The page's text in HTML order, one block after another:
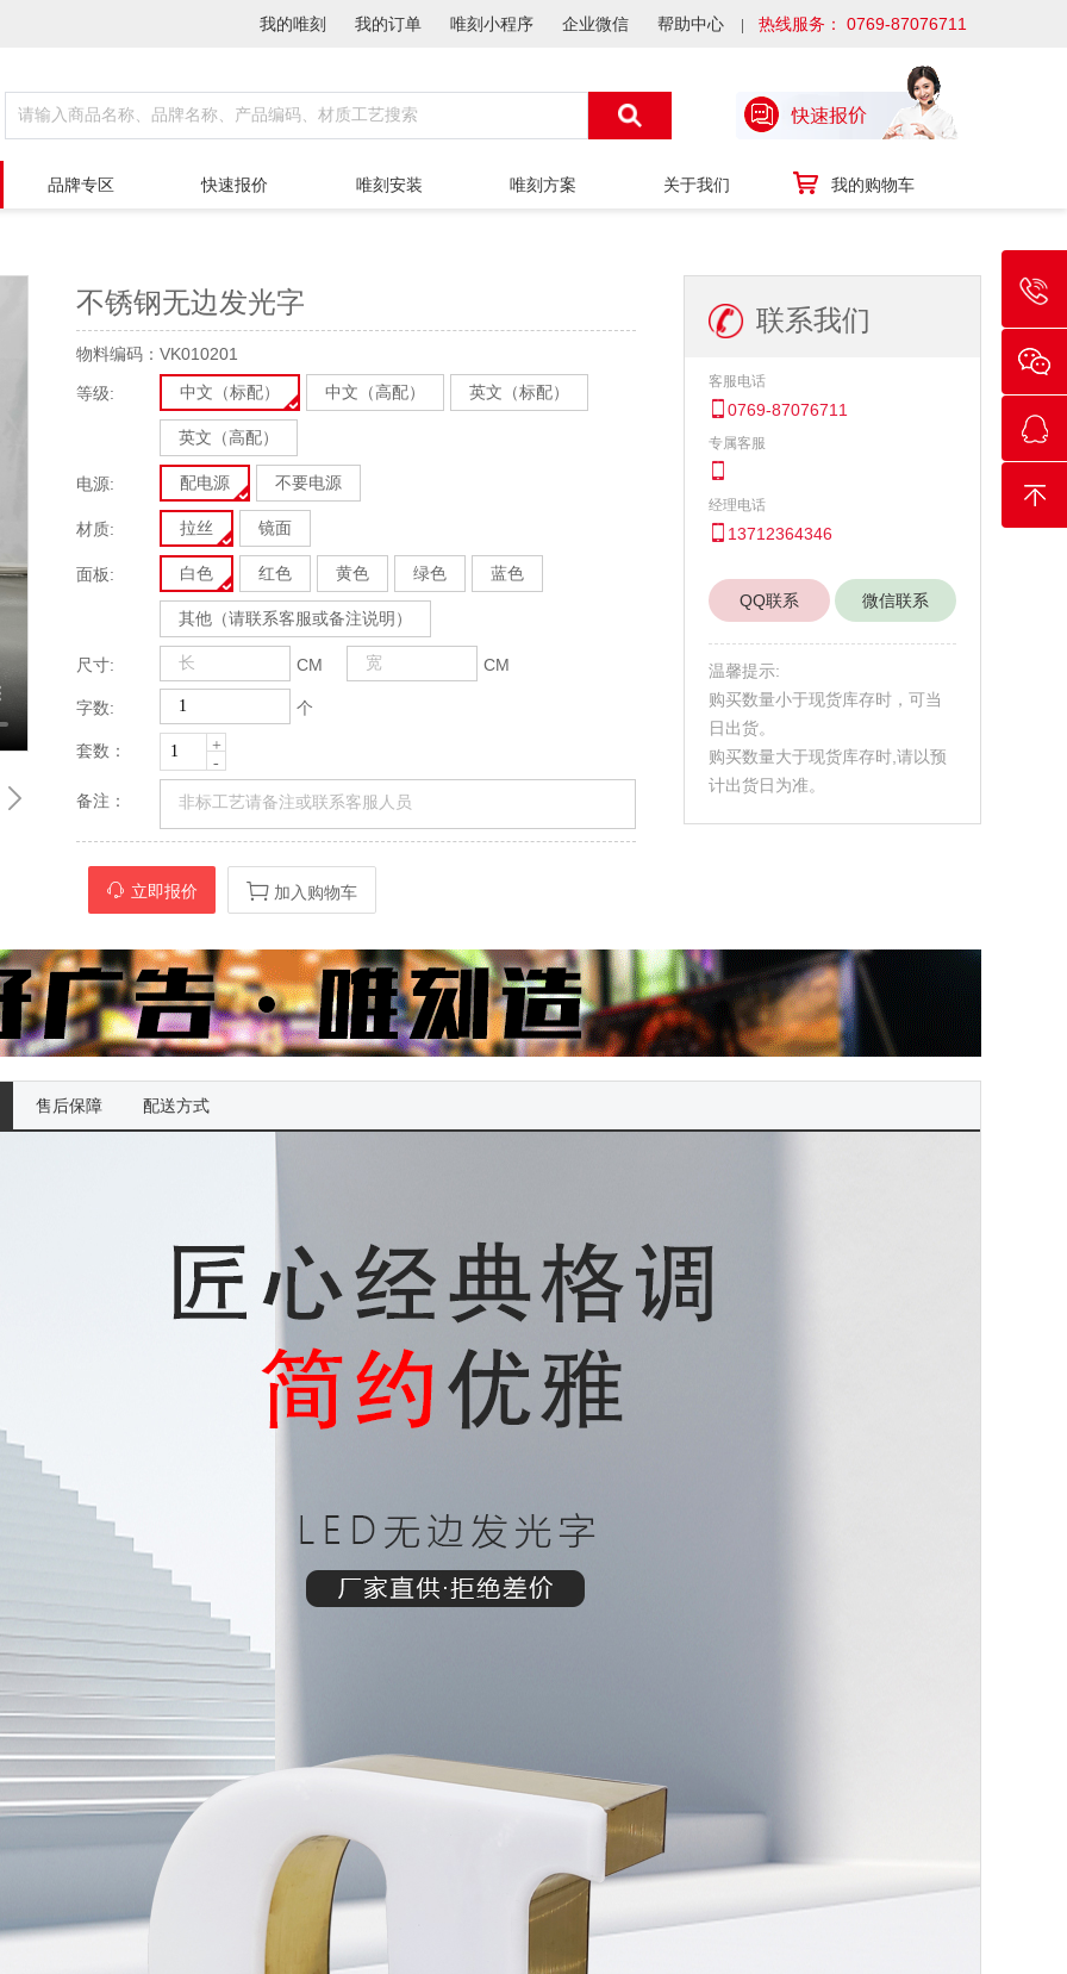
我的唯刻 我的订单 唯刻小程序 企业微信 帮助中心 热线服务： 0769-87076711
品牌专区 快速报价 唯刻安装 唯刻方案 关于我们 我的购物车
不锈钢无边发光字
物料编码：VK010201
等级: 中文（标配） 中文（高配） 英文（标配）
英文（高配）
电源: 配电源 不要电源
材质: 拉丝 镜面
面板: 白色 红色 黄色 绿色 蓝色
其他（请联系客服或备注说明）
尺寸: CM CM
字数: 个
套数：
+
-
备注：
立即报价 加入购物车
联系我们
客服电话
0769-87076711
专属客服
经理电话
13712364346
QQ联系 微信联系
温馨提示:
购买数量小于现货库存时，可当
日出货。
购买数量大于现货库存时,请以预
计出货日为准。
售后保障 配送方式